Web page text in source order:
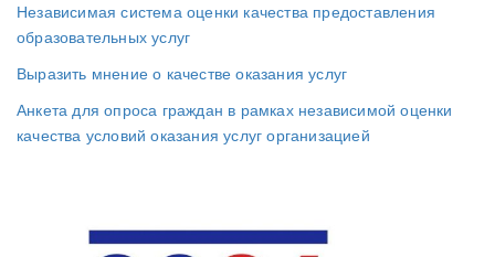
Независимая система оценки качества предоставления
образовательных услуг
Выразить мнение о качестве оказания услуг
Анкета для опроса граждан в рамках независимой оценки
качества условий оказания услуг организацией